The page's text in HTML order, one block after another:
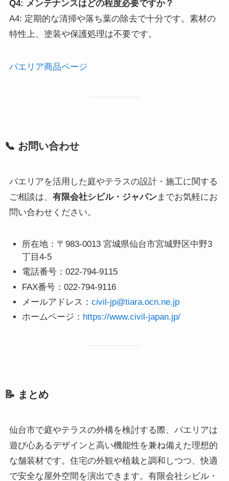
Q4: メンテナンスはどの程度必要ですか？
A4: 定期的な清掃や落ち葉の除去で十分です。素材の
特性上、塗装や保護処理は不要です。
パエリア商品ページ
📞 お問い合わせ
パエリアを活用した庭やテラスの設計・施工に関する
ご相談は、 有限会社シビル・ジャパンまでお気軽にお
問い合わせください。
所在地：〒983-0013 宮城県仙台市宮城野区中野3
丁目4-5
電話番号：022-794-9115
FAX番号：022-794-9116
メールアドレス：civil-jp@tiara.ocn.ne.jp
ホームページ： https://www.civil-japan.jp/
📝 まとめ
仙台市で庭やテラスの外構を検討する際、パエリアは
遊び心あるデザインと高い機能性を兼ね備えた理想的
な舗装材です。住宅の外観や植栽と調和しつつ、快適
で安全な屋外空間を演出できます。有限会社シビル・